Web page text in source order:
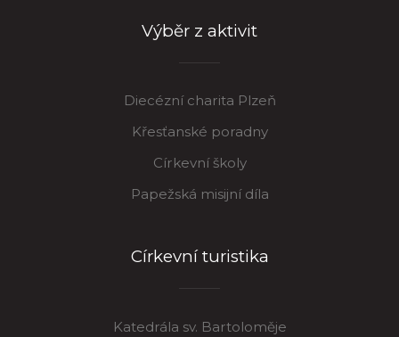
Výběr z aktivit
Diecézní charita Plzeň
Křesťanské poradny
Církevní školy
Papežská misijní díla
Církevní turistika
Katedrála sv. Bartoloměje